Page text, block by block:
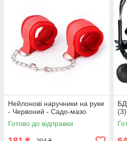
Нейлонові наручники на руки
- Червоний - Садо-мазо
Готово до відправки